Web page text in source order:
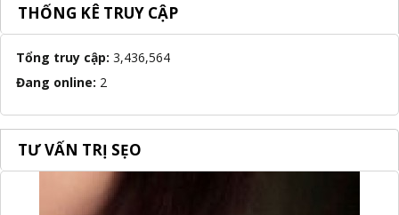
THỐNG KÊ TRUY CẬP
Tổng truy cập: 3,436,564
Đang online: 2
TƯ VẤN TRỊ SẸO